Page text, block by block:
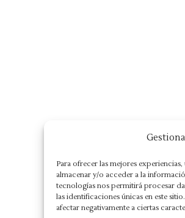
Para ofrecer las mejores
almacenar y/o acceder a la
tecnologías nos permitirá procesar
las identificaciones únicas en este
afectar negativamente a ciertas